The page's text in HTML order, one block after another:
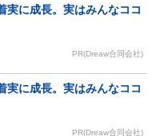
実に成長。実はみんなココ
PR(Dreaw合同会社)
実に成長。実はみんなココ
PR(Dreaw合同会社)